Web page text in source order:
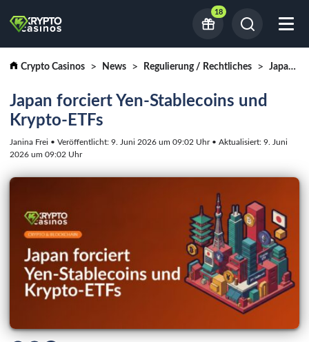
18
Crypto Casinos News Regulierung / Rechtliches Japan forciert Yen-Stablecoins und Krypto-ETFs
Japan forciert Yen-Stablecoins und
Krypto-ETFs
Janina Frei • Veröffentlicht: 9. Juni 2026 um 09:02 Uhr • Aktualisiert: 9. Juni
2026 um 09:02 Uhr